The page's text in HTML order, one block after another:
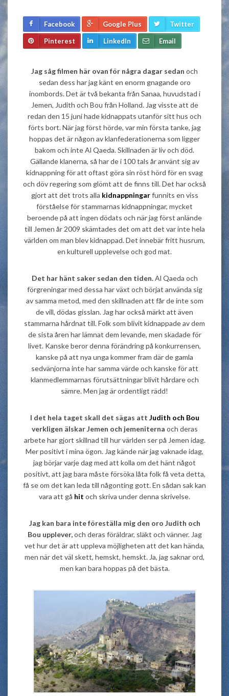
Facebook Google Plus Twitter
Pinterest LinkedIn Email
Jag såg filmen här ovan för några dagar sedan och
sedan dess har jag känt en enorm gnagande oro
inombords. Det är två bekanta från Sanaa, huvudstad i
Jemen, Judith och Bou från Holland. Jag visste att de
redan den 15 juni hade kidnappats utanför sitt hus och
förts bort. När jag först hörde, var min första tanke, jag
hoppas det är någon av klanfederationerna som ligger
bakom och inte Al Qaeda. Skillnaden är liv och död.
Gällande klanerna, så har de i 100 tals år använt sig av
kidnappning för att oftast göra sin röst hörd för en svag
och döv regering som glömt att de finns till. Det har också
gjort att det trots alla kidnappningarfunnits en viss
förståelse för stammarnas kidnappningar, mycket
beroende på att ingen dödats och när jag först anlände
till Jemen år 2009 skämtades det om att det var inte hela
världen om man blev kidnappad. Det innebär fritt husrum,
en kulturell upplevelse och god mat.
Det har hänt saker sedan den tiden.Al Qaeda och
förgreningar med dessa har växt och börjat använda sig
av samma metod, med den skillnaden att får de inte som
de vill, dödas gisslan. Jag har också märkt att även
stammarna hårdnat till. Folk som blivit kidnappade av dem
de sista åren har lämnat dem levande, men skadade för
livet. Kanske beror denna förändring på konkurrensen,
kanske på att nya unga kommer fram där de gamla
sedvänjorna inte har samma värde och kanske för att
klanmedlemmarnas förutsättningar blivit hårdare och
sämre. Men jag är ordentligt rädd!
I det hela taget skall det sägas att Judith och Bou
verkligen älskar Jemen och jemeniterna och deras
arbete har gjort skillnad till hur världen ser på Jemen idag.
Mer positivt i mina ögon. Jag kände när jag vaknade idag,
jag börjar varje dag med att kolla om det hänt något
positivt, att jag bara måste försöka låta folk få veta detta,
få se om det kan leda till någonting gott. En sådan sak kan
vara att gå hit och skriva under denna skrivelse.
Jag kan bara inte föreställa mig den oro Judith och
Bou upplever,och deras föräldrar, släkt och vänner. Jag
vet hur det är att uppleva möjligheten att det kan hända,
men när det väl skett, hemskt, hemskt. Ja, jag saknar ord,
men kan bara hoppas på det bästa.